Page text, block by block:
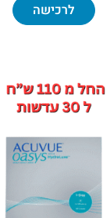
לרכישה